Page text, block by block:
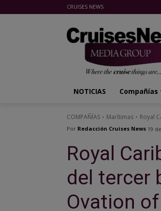
CRUISES NEWS
NOTICIAS Compañías
COMPAÑÍAS Marítimas Royal
Por Redacción Cruises News 19
Royal
del tercer
Ovation